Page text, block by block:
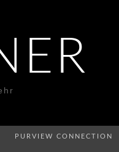
PURVIEW CONNECTION